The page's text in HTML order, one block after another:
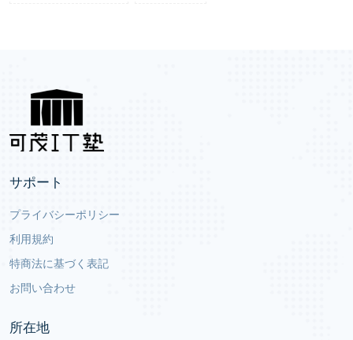
サポート
プライバシーポリシー
利用規約
特商法に基づく表記
お問い合わせ
所在地